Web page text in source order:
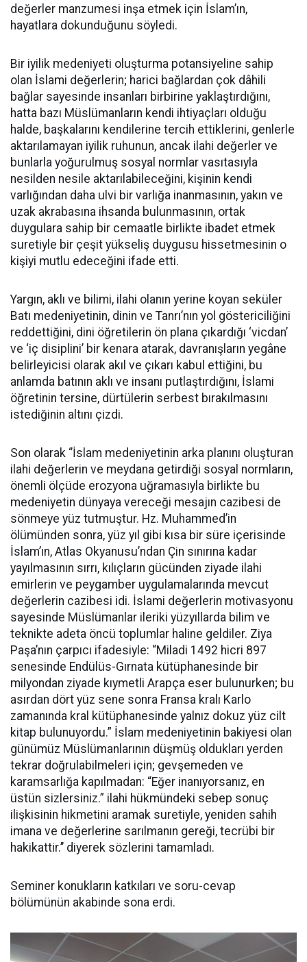
değerler manzumesi inşa etmek için İslam’ın,
hayatlara dokunduğunu söyledi.
Bir iyilik medeniyeti oluşturma potansiyeline sahip
olan İslami değerlerin; harici bağlardan çok dâhili
bağlar sayesinde insanları birbirine yaklaştırdığını,
hatta bazı Müslümanların kendi ihtiyaçları olduğu
halde, başkalarını kendilerine tercih ettiklerini, genlerle
aktarılamayan iyilik ruhunun, ancak ilahi değerler ve
bunlarla yoğurulmuş sosyal normlar vasıtasıyla
nesilden nesile aktarılabileceğini, kişinin kendi
varlığından daha ulvi bir varlığa inanmasının, yakın ve
uzak akrabasına ihsanda bulunmasının, ortak
duygulara sahip bir cemaatle birlikte ibadet etmek
suretiyle bir çeşit yükseliş duygusu hissetmesinin o
kişiyi mutlu edeceğini ifade etti.
Yargın, aklı ve bilimi, ilahi olanın yerine koyan seküler
Batı medeniyetinin, dinin ve Tanrı’nın yol göstericiliğini
reddettiğini, dini öğretilerin ön plana çıkardığı ‘vicdan’
ve ‘iç disiplini’ bir kenara atarak, davranışların yegâne
belirleyicisi olarak akıl ve çıkarı kabul ettiğini, bu
anlamda batının aklı ve insanı putlaştırdığını, İslami
öğretinin tersine, dürtülerin serbest bırakılmasını
istediğinin altını çizdi.
Son olarak ‘’İslam medeniyetinin arka planını oluşturan
ilahi değerlerin ve meydana getirdiği sosyal normların,
önemli ölçüde erozyona uğramasıyla birlikte bu
medeniyetin dünyaya vereceği mesajın cazibesi de
sönmeye yüz tutmuştur. Hz. Muhammed’in
ölümünden sonra, yüz yıl gibi kısa bir süre içerisinde
İslam’ın, Atlas Okyanusu’ndan Çin sınırına kadar
yayılmasının sırrı, kılıçların gücünden ziyade ilahi
emirlerin ve peygamber uygulamalarında mevcut
değerlerin cazibesi idi. İslami değerlerin motivasyonu
sayesinde Müslümanlar ileriki yüzyıllarda bilim ve
teknikte adeta öncü toplumlar haline geldiler. Ziya
Paşa’nın çarpıcı ifadesiyle: “Miladi 1492 hicri 897
senesinde Endülüs-Gırnata kütüphanesinde bir
milyondan ziyade kıymetli Arapça eser bulunurken; bu
asırdan dört yüz sene sonra Fransa kralı Karlo
zamanında kral kütüphanesinde yalnız dokuz yüz cilt
kitap bulunuyordu.” İslam medeniyetinin bakiyesi olan
günümüz Müslümanlarının düşmüş oldukları yerden
tekrar doğrulabilmeleri için; gevşemeden ve
karamsarlığa kapılmadan: “Eğer inanıyorsanız, en
üstün sizlersiniz.” ilahi hükmündeki sebep sonuç
ilişkisinin hikmetini aramak suretiyle, yeniden sahih
imana ve değerlerine sarılmanın gereği, tecrübi bir
hakikattir.’’ diyerek sözlerini tamamladı.
Seminer konukların katkıları ve soru-cevap
bölümünün akabinde sona erdi.